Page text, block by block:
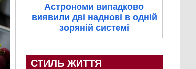
Астрономи випадково
виявили дві наднові в одній
зоряній системі
СТИЛЬ ЖИТТЯ